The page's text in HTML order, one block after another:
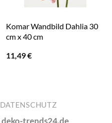
Komar Wandbild Dahlia 30
cm x 40 cm
11,49€
DATENSCHUTZ
deko-trends24.de